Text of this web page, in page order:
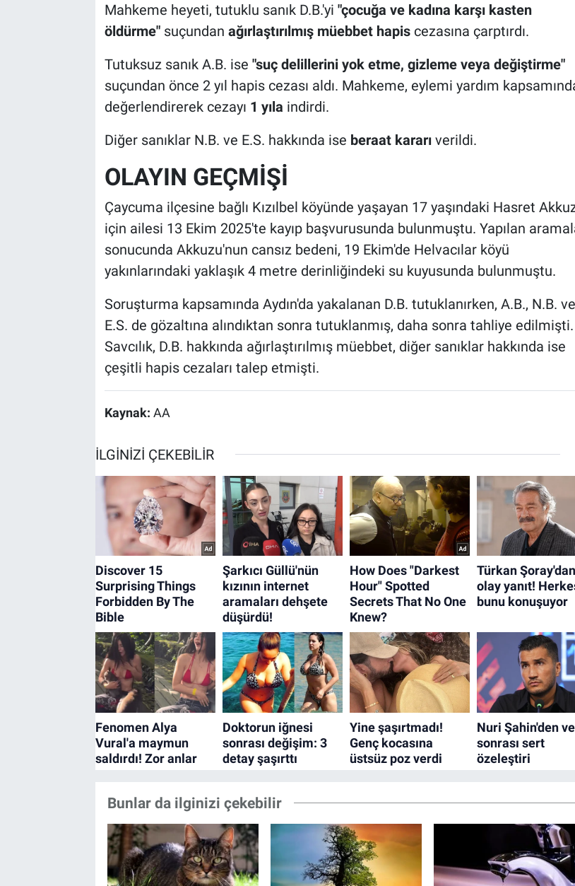
Mahkeme heyeti, tutuklu sanık D.B.'yi "çocuğa ve kadına karşı kasten
öldürme"suçundan ağırlaştırılmış müebbet hapiscezasına çarptırdı.
Tutuksuz sanık A.B. ise "suç delillerini yok etme, gizleme veya değiştirme"
suçundan önce 2 yıl hapis cezası aldı. Mahkeme, eylemi yardım
değerlendirerek cezayı 1 yıla indirdi.
Diğer sanıklar N.B. ve E.S. hakkında ise beraat kararıverildi.
OLAYIN GEÇMİŞİ
Çaycuma ilçesine bağlı Kızılbel köyünde yaşayan 17 yaşındaki Hasret
için ailesi 13 Ekim 2025'te kayıp başvurusunda bulunmuştu. Yapılan
sonucunda Akkuzu'nun cansız bedeni, 19 Ekim'de Helvacılar köyü
yakınlarındaki yaklaşık 4 metre derinliğindeki su kuyusunda bulunmuştu.
Soruşturma kapsamında Aydın'da yakalanan D.B. tutuklanırken, A.B., N.B. ve
E.S. de gözaltına alındıktan sonra tutuklanmış, daha sonra tahliye edilmişti.
Savcılık, D.B. hakkında ağırlaştırılmış müebbet, diğer sanıklar hakkında ise
çeşitli hapis cezaları talep etmişti.
Kaynak: AA
Bunlar da ilginizi çekebilir